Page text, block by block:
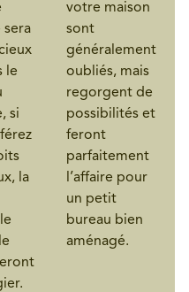
sera
le
si
la
votre maison
sont
généralement
oubliés, mais
regorgent de
possibilités et
feront
parfaitement
l’affaire pour
un petit
bureau bien
aménagé.